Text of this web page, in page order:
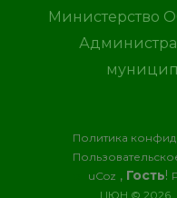
Министерство
Политика
uCoz , Гость!
ЦЮН © 2026